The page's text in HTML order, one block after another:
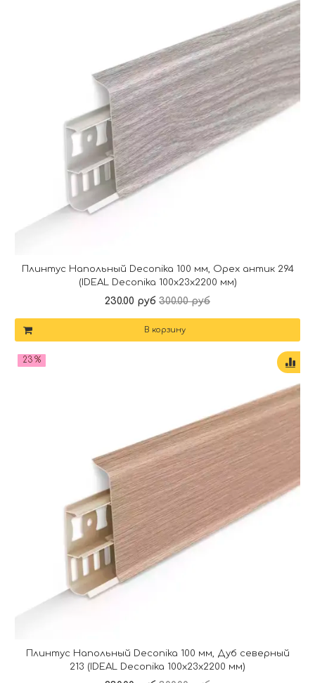
Плинтус Напольный Deconika 100 мм, Орех антик 294
(IDEAL Deconika 100х23х2200 мм)
230.00 руб 300.00 руб
В корзину
23 %
Плинтус Напольный Deconika 100 мм, Дуб северный
213 (IDEAL Deconika 100х23х2200 мм)